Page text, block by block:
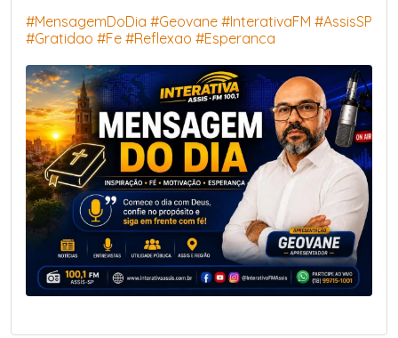
#MensagemDoDia #Geovane #InterativaFM #AssisSP
#Gratidao #Fe #Reflexao #Esperanca